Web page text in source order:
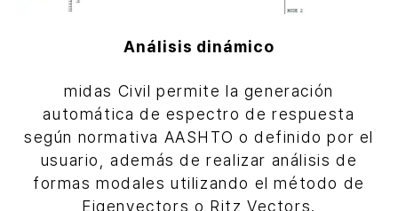
Análisis dinámico
midas Civil permite la generación
automática de espectro de respuesta
según normativa AASHTO o definido por el
usuario, además de realizar análisis de
formas modales utilizando el método de
Eigenvectors o Ritz Vectors.